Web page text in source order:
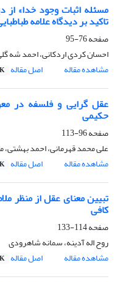
مسئله اثبات وجود خدا» از
تاکید بر دیدگاه علامه
صفحه76-95
احسان کردی اردکانی، احمد شه
مشاهده مقاله
اصل مقاله
عقل گرایی و فلسفه در
حکیمی
صفحه96-113
علی محمد قهرمانی، احمد
مشاهده مقاله
اصل مقاله
تبیین معنای عقل از منظر
کافی
صفحه114-133
روح اله آدینه، سمانه شاهرودی
مشاهده مقاله
اصل مقاله